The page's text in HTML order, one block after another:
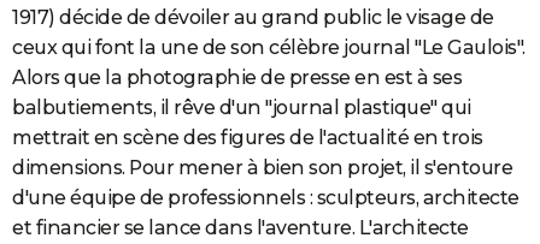
1917) décide de dévoiler au grand public le visage de
ceux qui font la une de son célèbre journal "Le Gaulois".
Alors que la photographie de presse en est à ses
balbutiements, il rêve d'un "journal plastique" qui
mettrait en scène des figures de l'actualité en trois
dimensions. Pour mener à bien son projet, il s'entoure
d'une équipe de professionnels : sculpteurs, architecte
et financier se lance dans l'aventure. L'architecte